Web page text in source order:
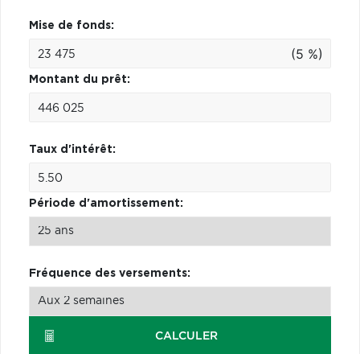
Mise de fonds:
(5 %)
Montant du prêt:
Taux d'intérêt:
Période d'amortissement:
Fréquence des versements:
CALCULER